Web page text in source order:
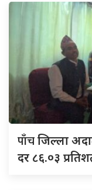
पाँचजिल्ला
दर ८६.०३